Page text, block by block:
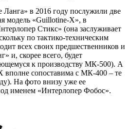
в 2016 году послужили две
модель «Guillotine-X», в
Стикс» (она заслуживает
по тактико-техническим
всех своих предшественников и
и, скорее всего, будет
к производству МК-500). А
сопоставима с МК-400 – те
На фото внизу уже ее
именем «Интерлопер Фобос».